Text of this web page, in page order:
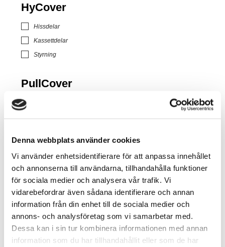
Denna webbplats använder cookies
Vi använder enhetsidentifierare för att anpassa innehållet
och annonserna till användarna, tillhandahålla funktioner
för sociala medier och analysera vår trafik. Vi
vidarebefordrar även sådana identifierare och annan
information från din enhet till de sociala medier och
annons- och analysföretag som vi samarbetar med.
Dessa kan i sin tur kombinera informationen med annan
information som du har tillhandahållit eller som de har
HyCover
Hissdelar
Kassettdelar
Styrning
PullCover
Styrning
Posts found: error